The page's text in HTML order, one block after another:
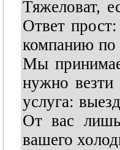
Тяжеловат,
Ответ
компанию по
Мы
нужно везти
услуга:
От вас
вашего